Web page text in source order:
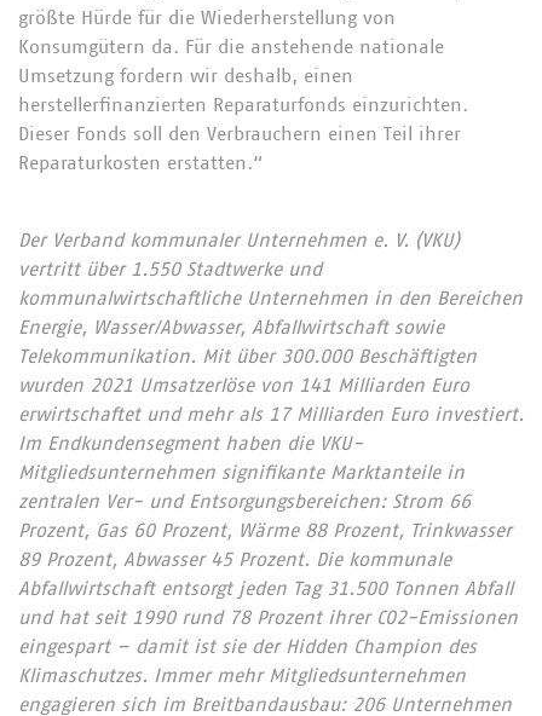
größte Hürde für die Wiederherstellung von
Konsumgütern da. Für die anstehende nationale
Umsetzung fordern wir deshalb, einen
herstellerfinanzierten Reparaturfonds einzurichten.
Dieser Fonds soll den Verbrauchern einen Teil ihrer
Reparaturkosten erstatten.“
Der Verband kommunaler Unternehmen e. V. (VKU)
vertritt über 1.550 Stadtwerke und
kommunalwirtschaftliche Unternehmen in den Bereichen
Energie, Wasser/Abwasser, Abfallwirtschaft sowie
Telekommunikation. Mit über 300.000 Beschäftigten
wurden 2021 Umsatzerlöse von 141 Milliarden Euro
erwirtschaftet und mehr als 17 Milliarden Euro investiert.
Im Endkundensegment haben die VKU-
Mitgliedsunternehmen signifikante Marktanteile in
zentralen Ver- und Entsorgungsbereichen: Strom 66
Prozent, Gas 60 Prozent, Wärme 88 Prozent, Trinkwasser
89 Prozent, Abwasser 45 Prozent. Die kommunale
Abfallwirtschaft entsorgt jeden Tag 31.500 Tonnen Abfall
und hat seit 1990 rund 78 Prozent ihrer CO2-Emissionen
eingespart – damit ist sie der Hidden Champion des
Klimaschutzes. Immer mehr Mitgliedsunternehmen
engagieren sich im Breitbandausbau: 206 Unternehmen